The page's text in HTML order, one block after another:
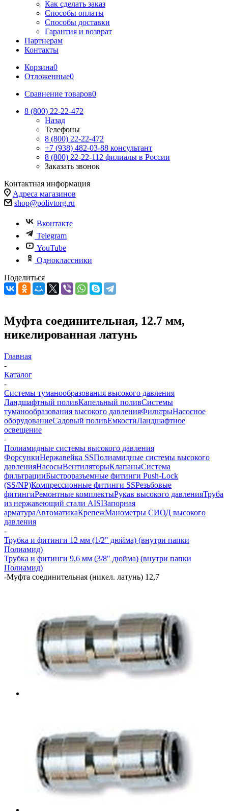
Как сделать заказ
Способы оплаты
Способы доставки
Гарантия и возврат
Партнерам
Контакты
Корзина0
Отложенные0
Сравнение товаров0
8 (800) 22-22-472
Назад
Телефоны
8 (800) 22-22-472
+7 (938) 482-03-88 консультант
8 (800) 22-22-112 филиалы в России
Заказать звонок
Контактная информация
Адреса магазинов
shop@polivtorg.ru
Вконтакте
Telegram
YouTube
Одноклассники
Поделиться
Муфта соединительная, 12.7 мм,
никелированная латунь
Главная
-
Каталог
-
Системы туманообразования высокого давления
Ландшафтный поливКапельный поливСистемы
туманообразования высокого давленияФильтрыНасосное
оборудованиеСадовый поливЕмкостиЛандшафтное
освещение
-
Полиамидные системы высокого давления
ФорсункиНержавейка SSПолиамидные системы высокого
давленияНасосыВентиляторыКлапаныСистема
фильтрацииБыстроразъемные фитинги Push-Lock
(SS/NP)Компрессионные фитинги SSРезьбовые
фитингиРемонтные комплектыРукав высокого давленияТруба
из нержавеющий стали AISIЗапорная
арматураАвтоматикаКрепежМанометры СИОД высокого
давления
-
Трубка и фитинги 12 мм (1/2" дюйма) (внутри папки
Полиамид)
Трубка и фитинги 9,6 мм (3/8" дюйма) (внутри папки
Полиамид)
-Муфта соединительная (никел. латунь) 12,7